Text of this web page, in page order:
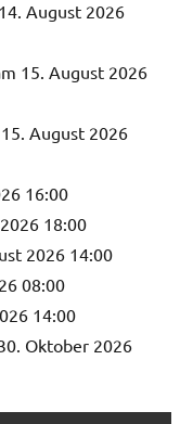
August 2026
15. August 2026
August 2026
16:00
18:00
2026 14:00
08:00
14:00
Oktober 2026